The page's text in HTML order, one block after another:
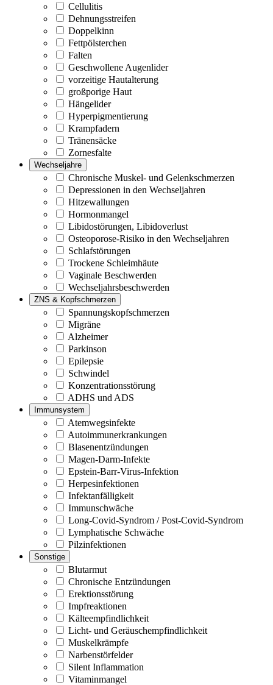
Cellulitis
Dehnungsstreifen
Doppelkinn
Fettpölsterchen
Falten
Geschwollene Augenlider
vorzeitige Hautalterung
großporige Haut
Hängelider
Hyperpigmentierung
Krampfadern
Tränensäcke
Zornesfalte
Wechseljahre
Chronische Muskel- und Gelenkschmerzen
Depressionen in den Wechseljahren
Hitzewallungen
Hormonmangel
Libidostörungen, Libidoverlust
Osteoporose-Risiko in den Wechseljahren
Schlafstörungen
Trockene Schleimhäute
Vaginale Beschwerden
Wechseljahrsbeschwerden
ZNS & Kopfschmerzen
Spannungskopfschmerzen
Migräne
Alzheimer
Parkinson
Epilepsie
Schwindel
Konzentrationsstörung
ADHS und ADS
Immunsystem
Atemwegsinfekte
Autoimmunerkrankungen
Blasenentzündungen
Magen-Darm-Infekte
Epstein-Barr-Virus-Infektion
Herpesinfektionen
Infektanfälligkeit
Immunschwäche
Long-Covid-Syndrom / Post-Covid-Syndrom
Lymphatische Schwäche
Pilzinfektionen
Sonstige
Blutarmut
Chronische Entzündungen
Erektionsstörung
Impfreaktionen
Kälteempfindlichkeit
Licht- und Geräuschempfindlichkeit
Muskelkrämpfe
Narbenstörfelder
Silent Inflammation
Vitaminmangel